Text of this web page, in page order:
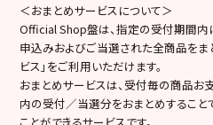
＜おまとめサービスについて＞
Official Shop盤は、指定の受付期間内
申込みおよびご当選された全商品をま
ビス」をご利用いただけます。
おまとめサービスは、受付毎の商品お
内の受付／当選分をおまとめすること